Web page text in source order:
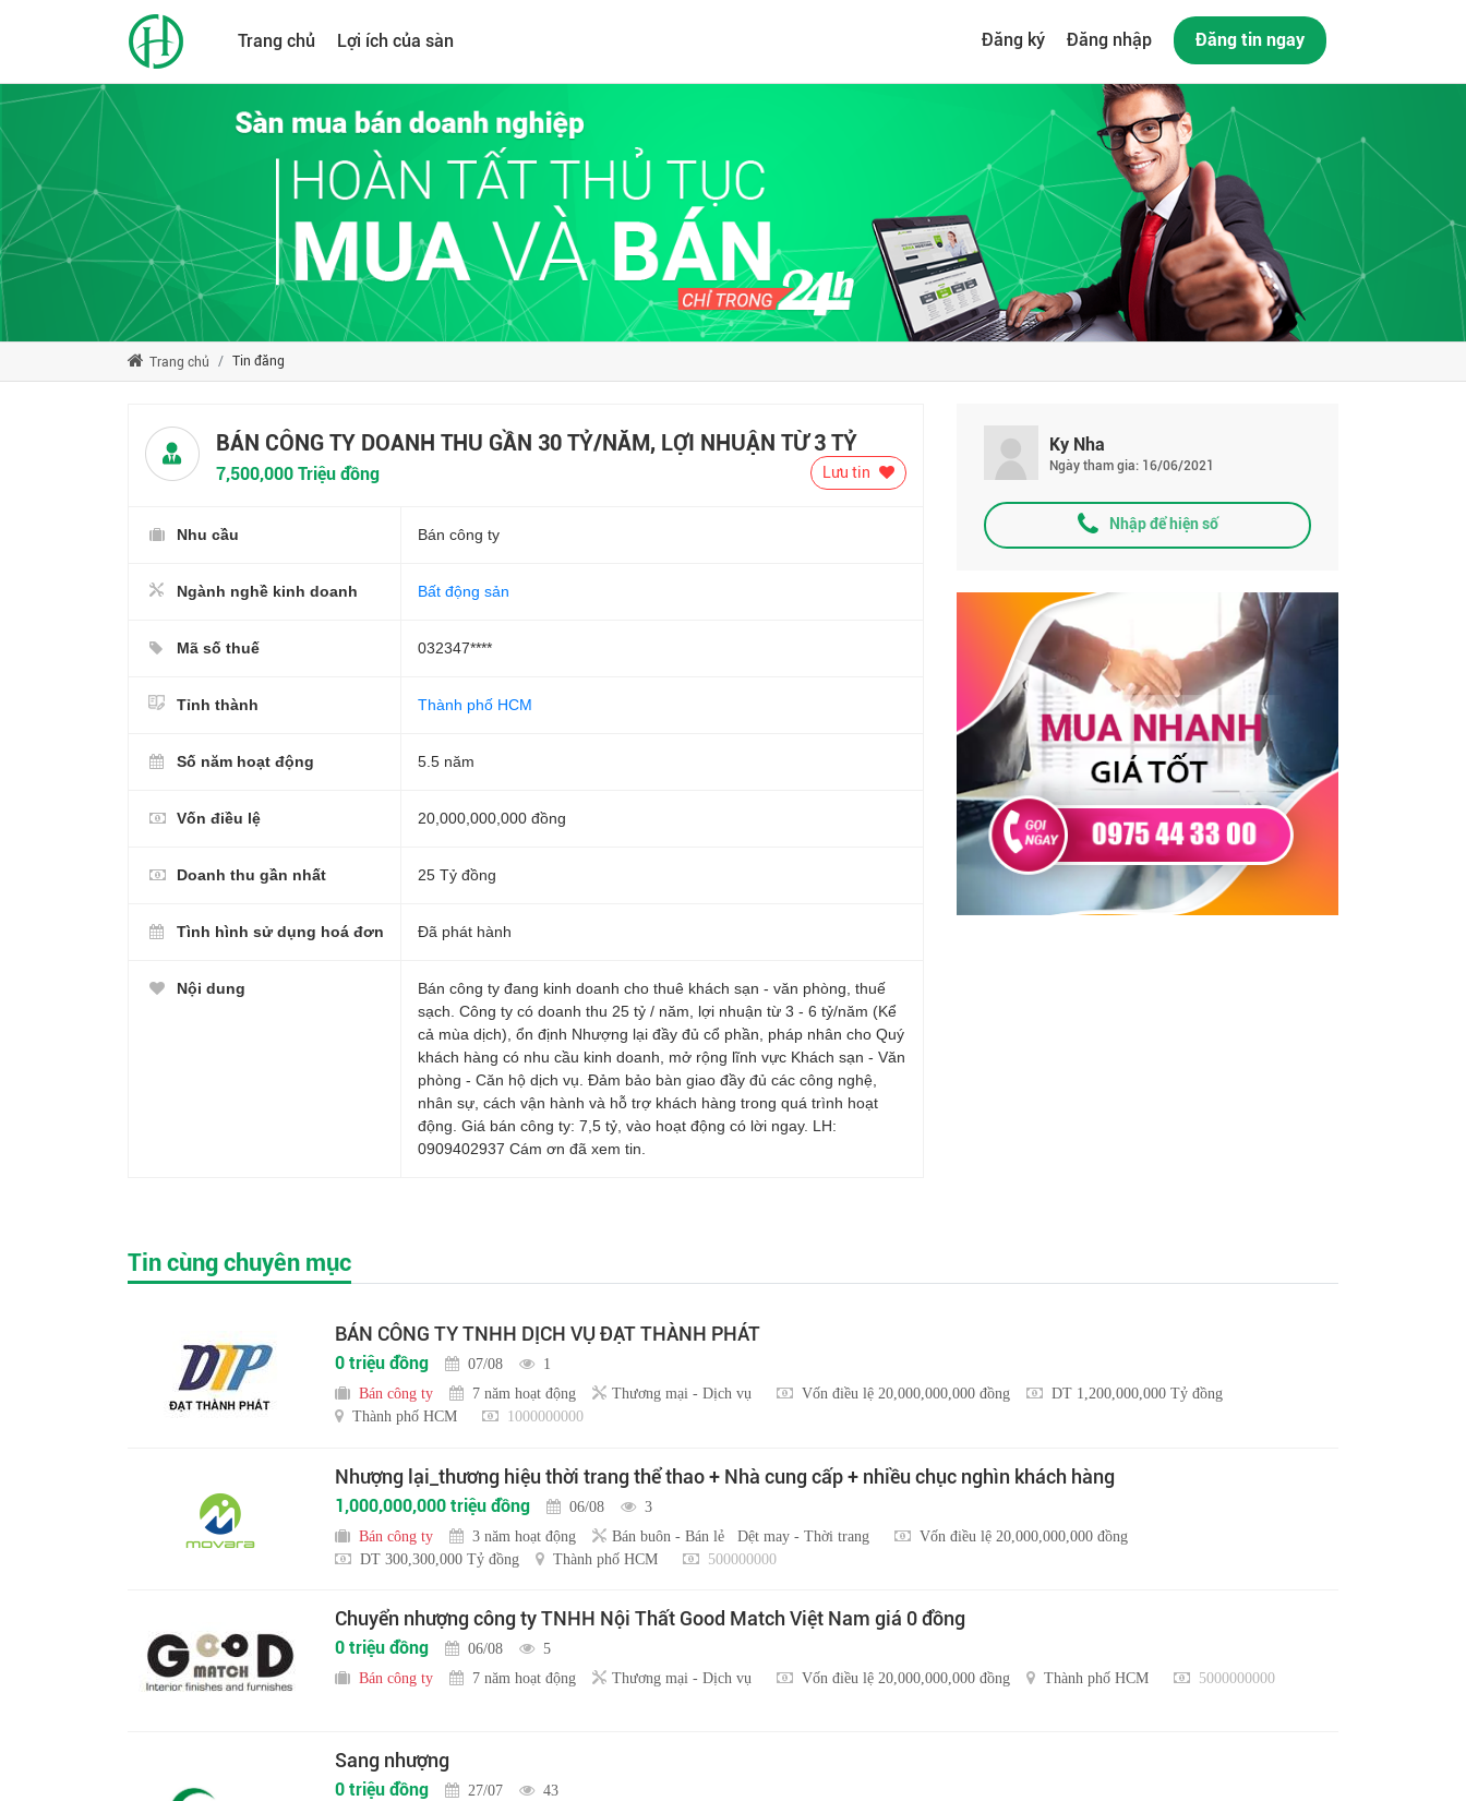
Trang chủ Lợi ích của sàn Đăng ký Đăng nhập Đăng tin ngay
Trang chủ Tin đăng
BÁN CÔNG TY DOANH THU GẦN 30 TỶ/NĂM, LỢI NHUẬN TỪ 3 TỶ
7,500,000 Triệu đồng Lưu tin
Nhu cầu Bán công ty
Ngành nghề kinh doanh Bất động sản
Mã số thuế 032347****
Tỉnh thành Thành phố HCM
Số năm hoạt động 5.5 năm
Vốn điều lệ 20,000,000,000 đồng
Doanh thu gần nhất 25 Tỷ đồng
Tình hình sử dụng hoá đơn Đã phát hành
Nội dung
Bán công ty đang kinh doanh cho thuê khách sạn - văn phòng, thuế
sạch. Công ty có doanh thu 25 tỷ / năm, lợi nhuận từ 3 - 6 tỷ/năm (Kể
cả mùa dịch), ổn định Nhượng lại đầy đủ cổ phần, pháp nhân cho Quý
khách hàng có nhu cầu kinh doanh, mở rộng lĩnh vực Khách sạn - Văn
phòng - Căn hộ dịch vụ. Đảm bảo bàn giao đầy đủ các công nghệ,
nhân sự, cách vận hành và hỗ trợ khách hàng trong quá trình hoạt
động. Giá bán công ty: 7,5 tỷ, vào hoạt động có lời ngay. LH:
0909402937 Cám ơn đã xem tin.
Ky Nha
Ngày tham gia: 16/06/2021
Nhập để hiện số
Tin cùng chuyên mục
BÁN CÔNG TY TNHH DỊCH VỤ ĐẠT THÀNH PHÁT
0 triệu đồng 07/08
1
Bán công ty
7 năm hoạt động Thương mại - Dịch vụ Vốn điều lệ 20,000,000,000 đồng
DT 1,200,000,000 Tỷ đồng
Thành phố HCM
1000000000
Nhượng lại_thương hiệu thời trang thể thao + Nhà cung cấp + nhiều chục nghìn khách hàng
1,000,000,000 triệu đồng 06/08
3
Bán công ty
3 năm hoạt động Bán buôn - Bán lẻ Dệt may - Thời trang
Vốn điều lệ 20,000,000,000 đồng
DT 300,300,000 Tỷ đồng
Thành phố HCM 500000000
Chuyển nhượng công ty TNHH Nội Thất Good Match Việt Nam giá 0 đồng
0 triệu đồng 06/08
5
Bán công ty
7 năm hoạt động Thương mại - Dịch vụ Vốn điều lệ 20,000,000,000 đồng Thành phố HCM 5000000000
Sang nhượng
0 triệu đồng 27/07
43